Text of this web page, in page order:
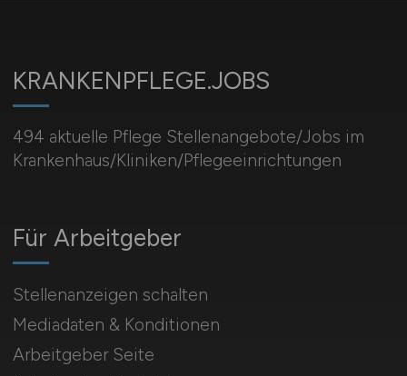
KRANKENPFLEGE.JOBS
494 aktuelle Pflege Stellenangebote/Jobs im
Krankenhaus/Kliniken/Pflegeeinrichtungen
Für Arbeitgeber
Stellenanzeigen schalten
Mediadaten & Konditionen
Arbeitgeber Seite